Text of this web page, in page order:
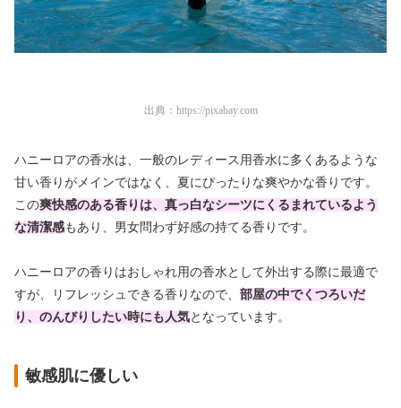
出典： https://pixabay.com
ハニーロアの香水は、一般のレディース用香水に多くあるような
甘い香りがメインではなく、夏にぴったりな爽やかな香りです。
この爽快感のある香りは、真っ白なシーツにくるまれているよう
な清潔感もあり、男女問わず好感の持てる香りです。
ハニーロアの香りはおしゃれ用の香水として外出する際に最適で
すが、リフレッシュできる香りなので、 部屋の中でくつろいだ
り、のんびりしたい時にも人気となっています。
敏感肌に優しい